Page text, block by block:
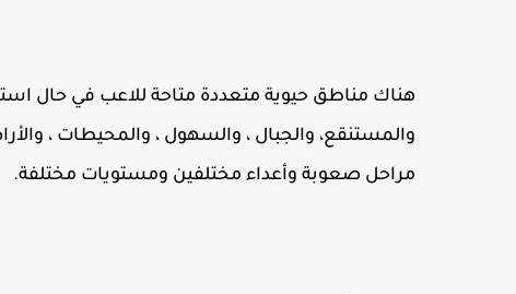
هناك مناطق حيوية متعددة متاحة للاعب في حال
والمستنقع، والجبال ، والسهول ، والمحيطات ،
مراحل صعوبة وأعداء مختلفين ومستويات مختلفة.